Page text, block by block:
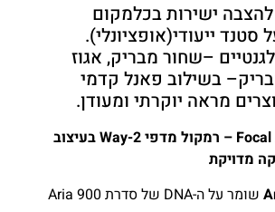
להצבה ישירות בכלמקום
ייעודי(אופציונלי).
–שחור מבריק, אגוז
בשילוב פאנל קדמי
מראה יוקרתי ומעודן.
Focal Aria Evo X N°1 – רמקול מדפי 2-Way בעיצוב
מדויקת
שומר על ה-DNA של סדרת Aria 900